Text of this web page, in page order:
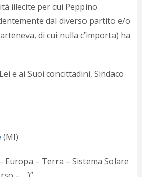
illecite per cui Peppino
dal diverso partito e/o
di cui nulla c’importa) ha
e ai Suoi concittadini, Sindaco
(MI)
Europa – Terra – Sistema Solare